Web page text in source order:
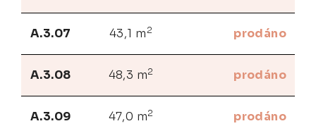
A.3.07 43,1 m 2 prodáno
A.3.08 48,3 m2 prodáno
A.3.09 47,0 m2 prodáno